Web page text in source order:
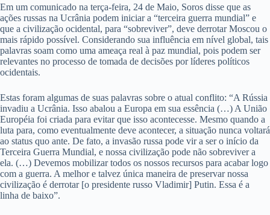
Em um comunicado na terça-feira, 24 de Maio, Soros disse que as
ações russas na Ucrânia podem iniciar a “terceira guerra mundial” e
que a civilização ocidental, para “sobreviver”, deve derrotar Moscou o
mais rápido possível. Considerando sua influência em nível global, tais
palavras soam como uma ameaça real à paz mundial, pois podem ser
relevantes no processo de tomada de decisões por líderes políticos
ocidentais.
Estas foram algumas de suas palavras sobre o atual conflito: “A Rússia
invadiu a Ucrânia. Isso abalou a Europa em sua essência (…) A União
Européia foi criada para evitar que isso acontecesse. Mesmo quando a
luta para, como eventualmente deve acontecer, a situação nunca voltará
ao status quo ante. De fato, a invasão russa pode vir a ser o início da
Terceira Guerra Mundial, e nossa civilização pode não sobreviver a
ela. (…) Devemos mobilizar todos os nossos recursos para acabar logo
com a guerra. A melhor e talvez única maneira de preservar nossa
civilização é derrotar [o presidente russo Vladimir] Putin. Essa é a
linha de baixo”.